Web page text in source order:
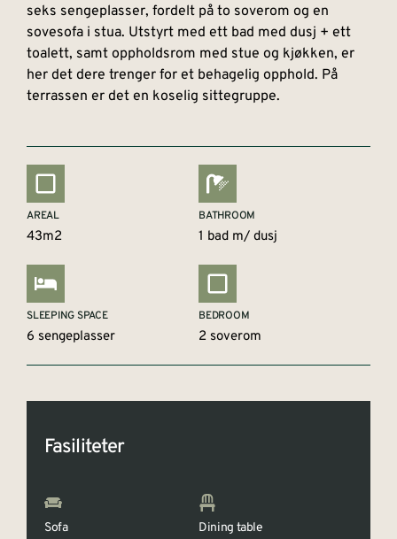
seks sengeplasser, fordelt på to soverom og en
sovesofa i stua. Utstyrt med ett bad med dusj + ett
toalett, samt oppholdsrom med stue og kjøkken, er
her det dere trenger for et behagelig opphold. På
terrassen er det en koselig sittegruppe.
AREAL
43m2
BATHROOM
1 bad m/ dusj
SLEEPING SPACE
6 sengeplasser
BEDROOM
2 soverom
Fasiliteter
Sofa Dining table